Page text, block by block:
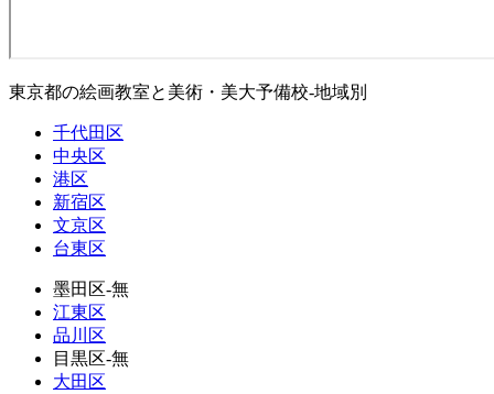
東京都の絵画教室と美術・美大予備校-地域別
千代田区
中央区
港区
新宿区
文京区
台東区
墨田区-無
江東区
品川区
目黒区-無
大田区